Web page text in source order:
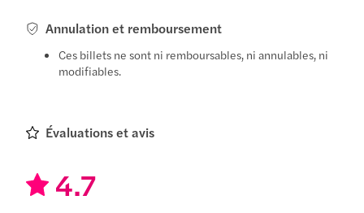
Annulation et remboursement
Ces billets ne sont ni remboursables, ni annulables, ni
modifiables.
Évaluations et avis
4.7